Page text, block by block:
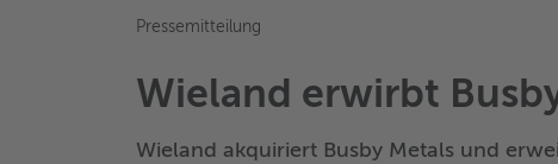
Pressemitteilung
Wieland erwirbt
Wieland akquiriert Busby Metals und